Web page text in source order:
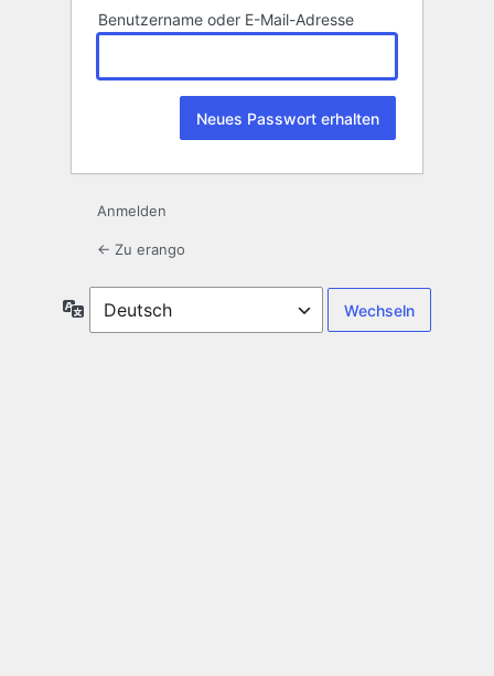
Benutzername oder E-Mail-Adresse
Anmelden
← Zu erango
Sprache